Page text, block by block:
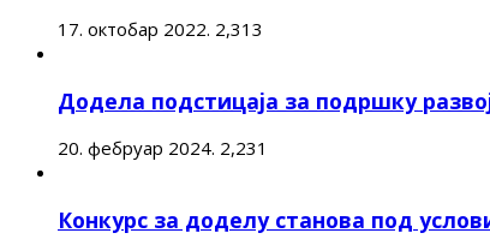
17. октобар 2022. 2,313
Додела подстицаја за подршку
20. фебруар 2024. 2,231
Конкурс за доделу станова под